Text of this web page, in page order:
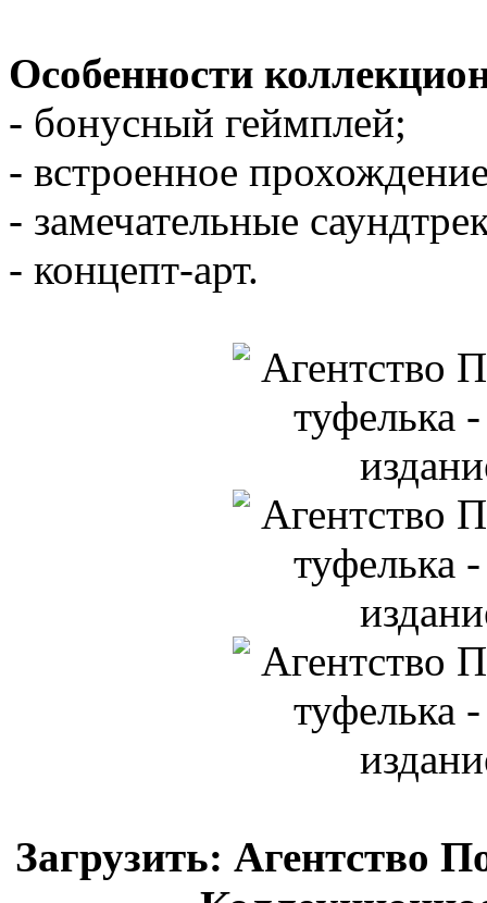
Особенности
- бонусный геймплей;
- встроенное
- замечательные
- концепт-арт.
Загрузить: Агентство